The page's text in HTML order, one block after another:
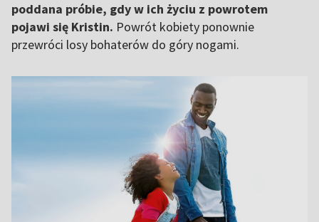
poddana próbie, gdy w ich życiu z powrotem
pojawi się Kristin. Powrót kobiety ponownie
przewróci losy bohaterów do góry nogami.